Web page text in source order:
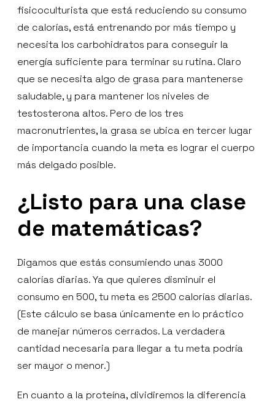
fisicoculturista que está reduciendo su consumo
de calorías, está entrenando por más tiempo y
necesita los carbohidratos para conseguir la
energía suficiente para terminar su rutina. Claro
que se necesita algo de grasa para mantenerse
saludable, y para mantener los niveles de
testosterona altos. Pero de los tres
macronutrientes, la grasa se ubica en tercer lugar
de importancia cuando la meta es lograr el cuerpo
más delgado posible.
¿Listo para una clase
de matemáticas?
Digamos que estás consumiendo unas 3000
calorías diarias. Ya que quieres disminuir el
consumo en 500, tu meta es 2500 calorías diarias.
(Este cálculo se basa únicamente en lo práctico
de manejar números cerrados. La verdadera
cantidad necesaria para llegar a tu meta podría
ser mayor o menor.)
En cuanto a la proteína, dividiremos la diferencia